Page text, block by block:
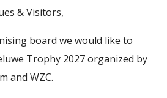
& Visitors,
board we would like to
Trophy 2027 organized by
and WZC.